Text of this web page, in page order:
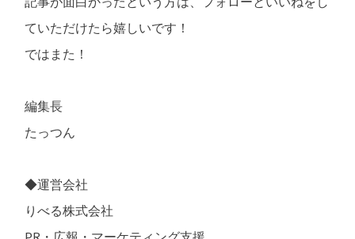
ていただけたら嬉しいです！
ではまた！
編集長
たっつん
◆運営会社
りべる株式会社